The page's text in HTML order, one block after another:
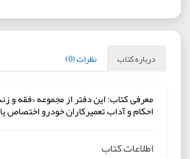
درباره کتاب نظرات (0)
معرفی کتاب: این دفتر از مجموعه «فقه و
احکام و آداب تعمیرکاران خودرو اختصاص
اطلاعات کتاب